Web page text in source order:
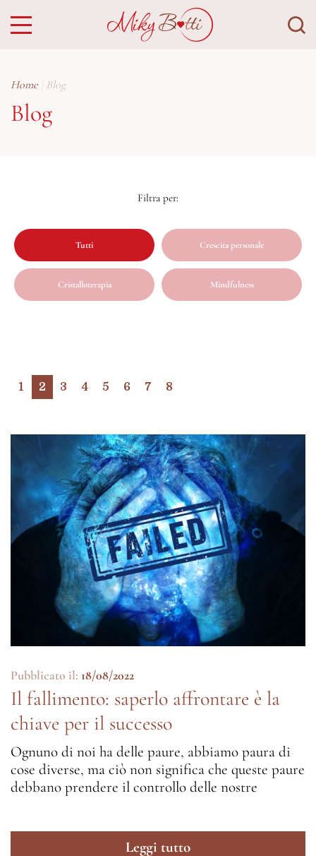
Home Blog
Blog
Tutti Crescita personale
Cristalloterapia Mindfulness
1 2 3 4 5 6 7 8
Pubblicato il: 18/08/2022
Il fallimento: saperlo affrontare è la
chiave per il successo
Ognuno di noi ha delle paure, abbiamo paura di
cose diverse, ma ciò non significa che queste paure
debbano prendere il controllo delle nostre
Leggi tutto